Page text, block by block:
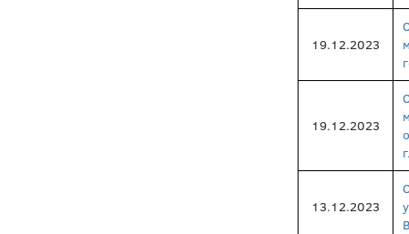
19.12.2023
19.12.2023
13.12.2023